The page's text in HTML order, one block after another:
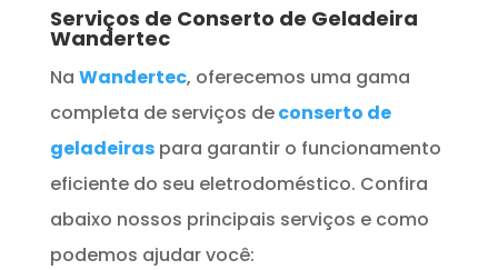
Serviços de Conserto de Geladeira
Wandertec
Na Wandertec, oferecemos uma gama
completa de serviços deconserto de
geladeiraspara garantir o funcionamento
eficiente do seu eletrodoméstico. Confira
abaixo nossos principais serviços e como
podemos ajudar você: